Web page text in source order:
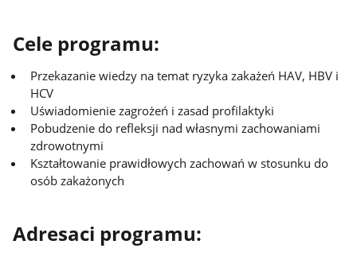
Cele programu:
Przekazanie wiedzy na temat ryzyka zakażeń HAV, HBV i
HCV
Uświadomienie zagrożeń i zasad profilaktyki
Pobudzenie do refleksji nad własnymi zachowaniami
zdrowotnymi
Kształtowanie prawidłowych zachowań w stosunku do
osób zakażonych
Adresaci programu: